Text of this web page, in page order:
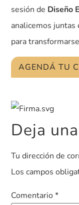
sesión de Diseño
analicemos juntas
para
AGENDÁ TU
Deja
Tu dirección de
Los campos
Comentario*